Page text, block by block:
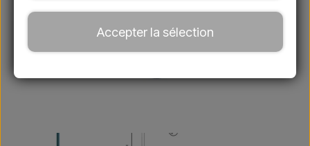
Accepter la sélection